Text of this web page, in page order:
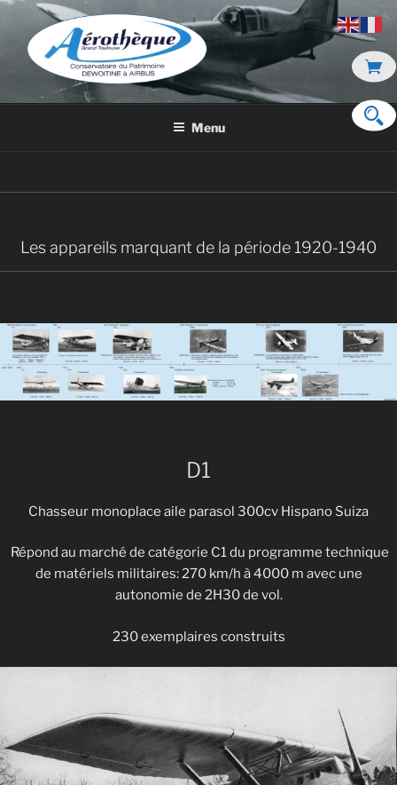
Aller
contenu
principal
DE DEWOITINE À AIRBUS
Menu
Les appareils marquant de la période 1920-1940
D1
Chasseur monoplace aile parasol 300cv Hispano Suiza
Répond au marché de catégorie C1 du programme technique
de matériels militaires: 270 km/h à 4000 m avec une
autonomie de 2H30 de vol.
230 exemplaires construits